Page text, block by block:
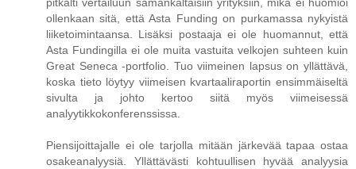
ollenkaan sitä, että Asta Funding on purkamassa nykyistä
liiketoimintaansa. Lisäksi postaaja ei ole huomannut, että
Asta Fundingilla ei ole muita vastuita velkojen suhteen kuin
Great Seneca -portfolio. Tuo viimeinen lapsus on yllättävä,
koska tieto löytyy viimeisen kvartaaliraportin ensimmäiseltä
sivulta ja johto kertoo siitä myös viimeisessä
analyytikkokonferenssissa.
Piensijoittajalle ei ole tarjolla mitään järkevää tapaa ostaa
osakeanalyysiä. Yllättävästi kohtuullisen hyvää analyysia